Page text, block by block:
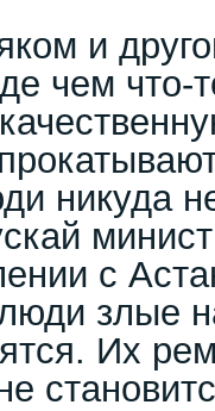
и
чем что-
никуда
с
злые
Их